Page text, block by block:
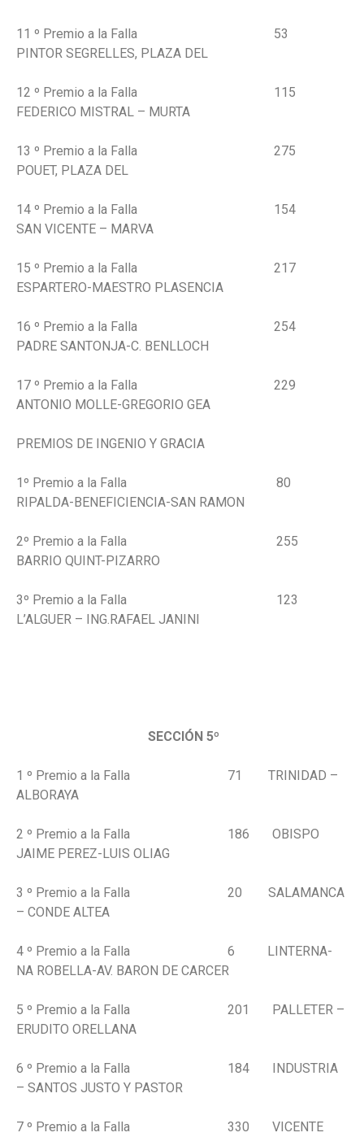
11 º Premio a la Falla 53
PINTOR SEGRELLES, PLAZA DEL
12 º Premio a la Falla 115
FEDERICO MISTRAL – MURTA
13 º Premio a la Falla 275
POUET, PLAZA DEL
14 º Premio a la Falla 154
SAN VICENTE – MARVA
15 º Premio a la Falla 217
ESPARTERO-MAESTRO PLASENCIA
16 º Premio a la Falla 254
PADRE SANTONJA-C. BENLLOCH
17 º Premio a la Falla 229
ANTONIO MOLLE-GREGORIO GEA
PREMIOS DE INGENIO Y GRACIA
1º Premio a la Falla 80
RIPALDA-BENEFICIENCIA-SAN RAMON
2º Premio a la Falla 255
BARRIO QUINT-PIZARRO
3º Premio a la Falla 123
L’ALGUER – ING.RAFAEL JANINI
SECCIÓN 5º
1 º Premio a la Falla 71 TRINIDAD –
ALBORAYA
2 º Premio a la Falla 186 OBISPO
JAIME PEREZ-LUIS OLIAG
3 º Premio a la Falla 20 SALAMANCA
– CONDE ALTEA
4 º Premio a la Falla 6 LINTERNA-
NA ROBELLA-AV. BARON DE CARCER
5 º Premio a la Falla 201 PALLETER –
ERUDITO ORELLANA
6 º Premio a la Falla 184 INDUSTRIA
– SANTOS JUSTO Y PASTOR
7 º Premio a la Falla 330 VICENTE